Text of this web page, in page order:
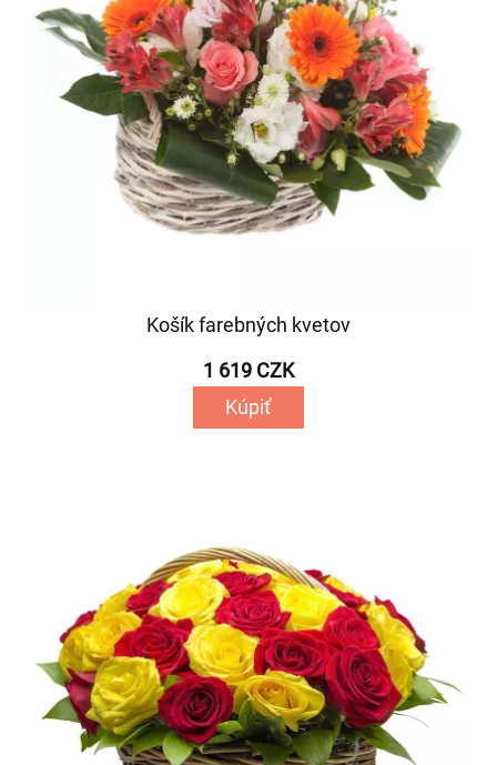
Košík farebných kvetov
1 619 CZK
Kúpiť